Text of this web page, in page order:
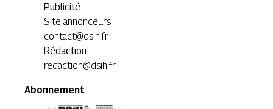
Publicité
Site annonceurs
contact@dsih.fr
Rédaction
redaction@dsih.fr
Abonnement